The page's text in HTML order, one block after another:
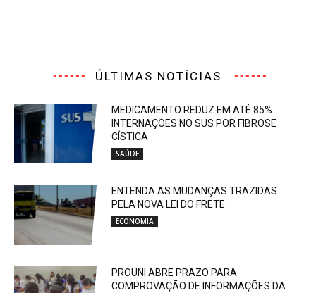
ÚLTIMAS NOTÍCIAS
MEDICAMENTO REDUZ EM ATÉ 85%
INTERNAÇÕES NO SUS POR FIBROSE
CÍSTICA
SAÚDE
ENTENDA AS MUDANÇAS TRAZIDAS
PELA NOVA LEI DO FRETE
ECONOMIA
PROUNI ABRE PRAZO PARA
COMPROVAÇÃO DE INFORMAÇÕES DA